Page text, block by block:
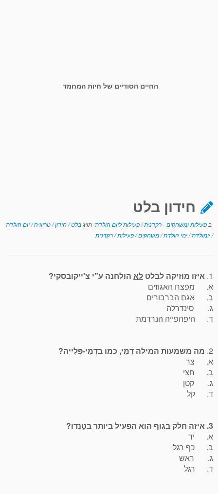
החיים הסודיים של חיות המחמד
חידון בלט
ב פעילות ומשחקים - רקדנית/פעילות ליום הולדת תויגבלט/חידון/טריוויה/יום הולדת
/יומולדת/ימי הולדת/משחקים/פעילות/רקדנית
1. איזו מוזיקה לבלט לא הולחנה ע"י צ'ייקובסקי?
א. מפצח האגוזים
ב. אגם הברבורים
ג. סינדרלה
ד. היפהפייה הנרדמת
2. מה משמעות המילה דֶמִי, כמו בדֶמִי-פְּלִייֶה?
א. צר
ב. חצי
ג. קטן
ד. קל
3. איזה חלק בגוף הוא הפעיל ביותר בטֵנְדוּ?
א. יד
ב. כף רגל
ג. ראש
ד. רגל